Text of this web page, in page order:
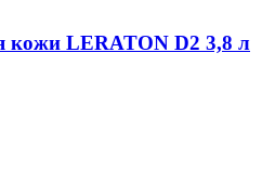
кожи LERATON D2 3,8 л